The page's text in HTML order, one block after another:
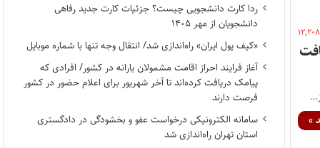
۱۲,۲۰۸
»
ردا کارت دانشجویی چیست؟ جزئیات کارت جدید رفاهی
دانشجویان از مهر ۱۴۰۵
«کیف پول ایران» راه‌اندازی شد/ انتقال وجه تنها با شماره موبایل
آغاز فرایند احراز اقامت مشمولان یارانه در کشور/ افرادی که
پیامک دریافت کرده‌اند تا آخر شهریور برای اعلام حضور در کشور
فرصت دارند
سامانه الکترونیکی درخواست عفو و بخشودگی در دادگستری
استان تهران راه‌اندازی شد